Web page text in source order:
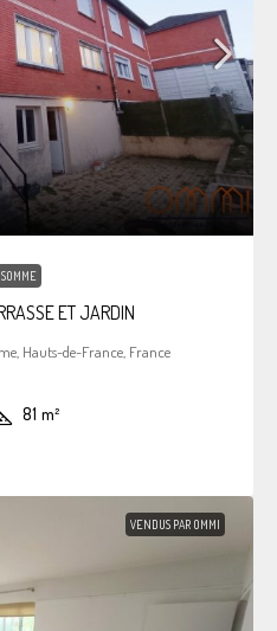
ET JARDIN
Hauts-de-France, France
81 m²
VENDUS PAR OMMI